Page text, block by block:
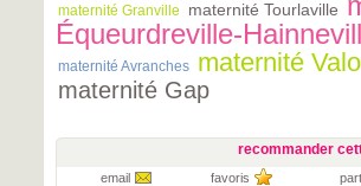
maternité Granville maternité Tourlaville
Équeurdreville-
maternité Avranches maternité
maternité Gap
recommander
email favoris